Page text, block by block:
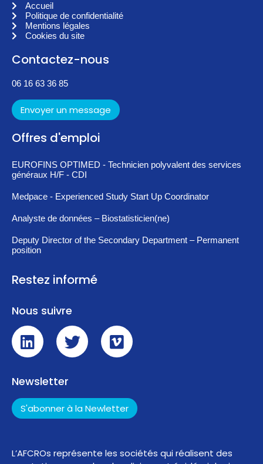
Accueil
Politique de confidentialité
Mentions légales
Cookies du site
Contactez-nous
06 16 63 36 85
Envoyer un message
Offres d'emploi
EUROFINS OPTIMED - Technicien polyvalent des services
généraux H/F - CDI
Medpace - Experienced Study Start Up Coordinator
Analyste de données – Biostatisticien(ne)
Deputy Director of the Secondary Department – Permanent
position
Restez informé
Nous suivre
Newsletter
S'abonner à la Newletter
L’AFCROs représente les sociétés qui réalisent des